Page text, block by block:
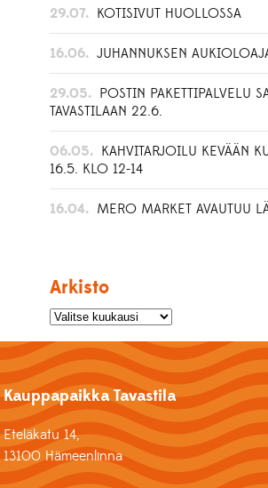
29.07. KOTISIVUT HUOLLOSSA
16.06. JUHANNUKSEN
29.05. POSTIN PAKETTIPALVELU
TAVASTILAAN 22.6.
06.05. KAHVITARJOILU KEVÄÄN
16.5. KLO 12-14
16.04. MERO MARKET AVAUTUU
Arkisto
Kauppapaikka Tavastila
Eteläkatu 14,
13100 Hämeenlinna